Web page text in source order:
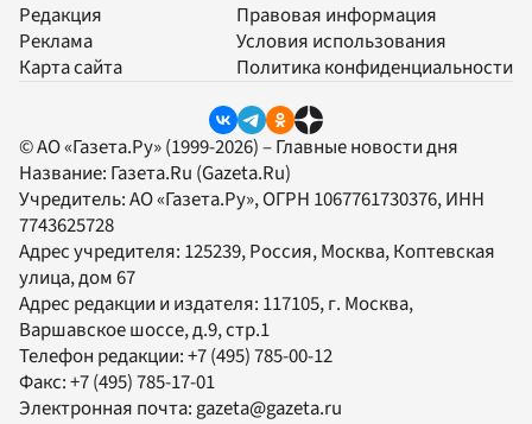
Редакция
Реклама
Карта сайта
Правовая информация
Условия использования
Политика конфиденциальности
© АО «Газета.Ру» (1999-2026) – Главные новости дня
Название: Газета.Ru (Gazeta.Ru)
Учредитель:АО «Газета.Ру», ОГРН 1067761730376, ИНН
7743625728
Адрес учредителя: 125239, Россия, Москва, Коптевская
улица, дом 67
Адрес редакции и издателя: 117105, г. Москва,
Варшавское шоссе, д.9, стр.1
Телефон редакции:+7 (495) 785-00-12
Факс:+7 (495) 785-17-01
Электронная почта: gazeta@gazeta.ru